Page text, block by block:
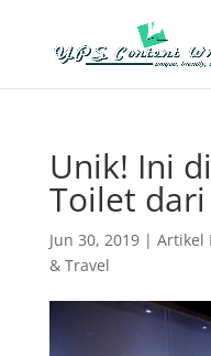
Unik! Ini
Toilet
Jun 30, 2019| Artikel
& Travel